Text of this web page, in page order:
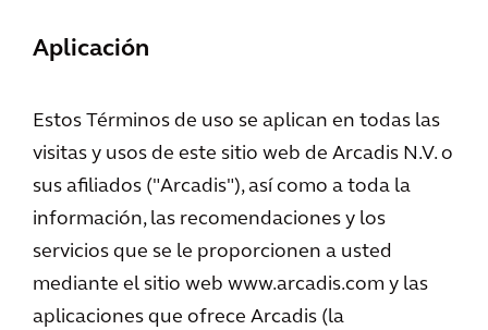
Aplicación
Estos Términos de uso se aplican en todas las
visitas y usos de este sitio web de Arcadis N.V. o
sus afiliados ("Arcadis"), así como a toda la
información, las recomendaciones y los
servicios que se le proporcionen a usted
mediante el sitio web www.arcadis.com y las
aplicaciones que ofrece Arcadis (la